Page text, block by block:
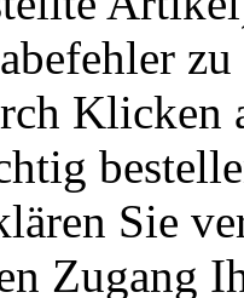
Klicken
Sie
Zugang